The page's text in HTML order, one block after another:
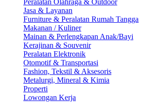
Jasa & Layanan
Furniture & Peralatan Rumah Tangga
Makanan / Kuliner
Mainan & Perlengkapan Anak/Bayi
Kerajinan & Souvenir
Peralatan Elektronik
Otomotif & Transportasi
Fashion, Tekstil & Aksesoris
Metalurgi, Mineral & Kimia
Properti
Lowongan Kerja